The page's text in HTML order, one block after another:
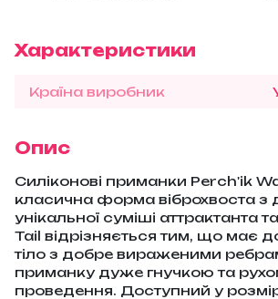
Характеристики
Країна виробник
Опис
Силіконові приманки Perch'ik
класична форма віброхвоста з
унікальної суміші аттрактанта
Tail відрізняється тим, що має
тіло з добре вираженими
приманку дуже гнучкою та
проведення. Доступний у